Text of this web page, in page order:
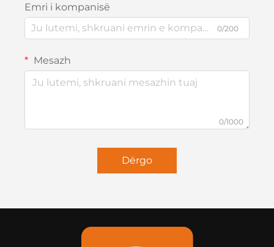
Emri i kompanisë
0/200
Mesazh
0/1000
Dërgo